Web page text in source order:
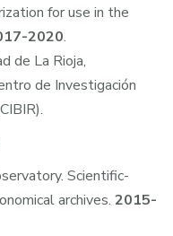
for use in the
2020.
de La Rioja,
de Investigación
Scientific-
archives.2015-